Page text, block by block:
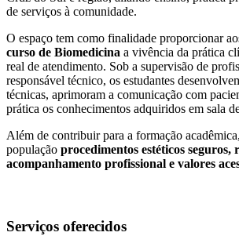
de serviços à comunidade.
O espaço tem como finalidade proporcionar
curso de Biomedicina a vivência da prática
real de atendimento. Sob a supervisão de
responsável técnico, os estudantes
técnicas, aprimoram a comunicação com
prática os conhecimentos adquiridos em sala
Além de contribuir para a formação
população procedimentos estéticos seguros,
acompanhamento profissional e valores
Serviços oferecidos